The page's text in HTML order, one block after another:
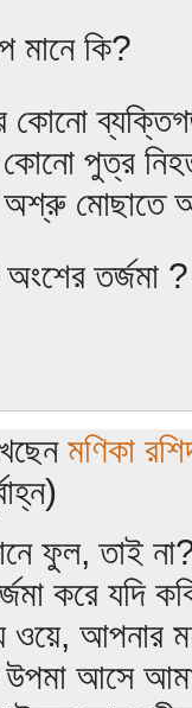
মানে কি?
কোনো
পুত্র
মোছাতে
তর্জমা ?
মণিকা
ফুল, তাই
করে যদি
ওয়ে, আপনার
আসে